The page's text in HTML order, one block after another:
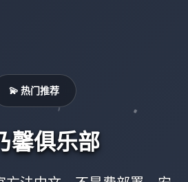
💫 热门推荐
馨俱乐部